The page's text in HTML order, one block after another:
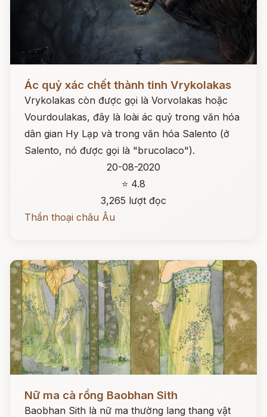
Đọc ngay
Ác quỷ xác chết thành tinh Vrykolakas
Vrykolakas còn được gọi là Vorvolakas hoặc
Vourdoulakas, đây là loài ác quỷ trong văn hóa
dân gian Hy Lạp và trong văn hóa Salento (ở
Salento, nó được gọi là "brucolaco").
20-08-2020
⭐ 4.8
3,265 lượt đọc
Thần thoại châu Âu
Nữ ma cà rồng Baobhan Sith
Baobhan Sith là nữ ma thường lang thang vật